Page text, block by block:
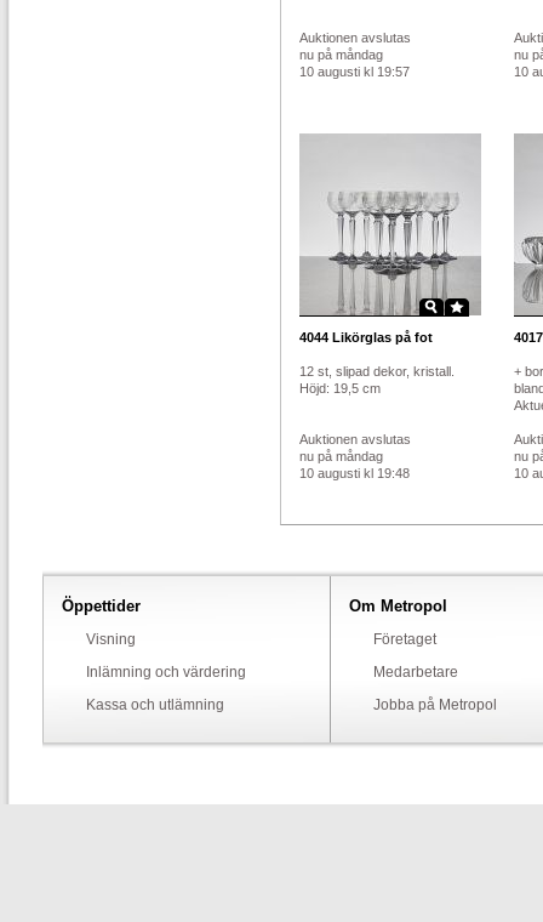
Auktionen avslutas
nu på måndag
10 augusti kl 19:57
nu
10
4044 Likörglas på fot
12 st, slipad dekor, kristall.
Höjd: 19,5 cm
Auktionen avslutas
nu på måndag
10 augusti kl 19:48
4017
+
nu
10
Öppettider
Visning
Inlämning och värdering
Kassa och utlämning
Om Metropol
Företaget
Medarbetare
Jobba på Metropol